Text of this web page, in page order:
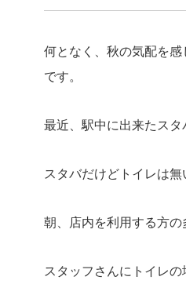
何となく、秋の気配を感
です。
最近、駅中に出来たスタ
スタバだけどトイレは無
朝、店内を利用する方の
スタッフさんにトイレ